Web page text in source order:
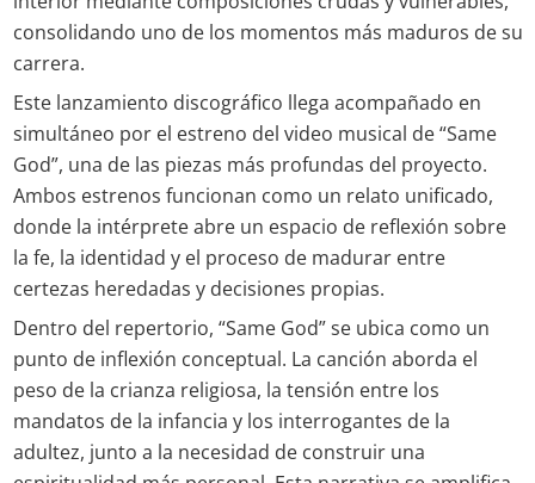
consolidando uno de los momentos más maduros de su
carrera.
Este lanzamiento discográfico llega acompañado en
simultáneo por el estreno del video musical de “Same
God”, una de las piezas más profundas del proyecto.
Ambos estrenos funcionan como un relato unificado,
donde la intérprete abre un espacio de reflexión sobre
la fe, la identidad y el proceso de madurar entre
certezas heredadas y decisiones propias.
Dentro del repertorio, “Same God” se ubica como un
punto de inflexión conceptual. La canción aborda el
peso de la crianza religiosa, la tensión entre los
mandatos de la infancia y los interrogantes de la
adultez, junto a la necesidad de construir una